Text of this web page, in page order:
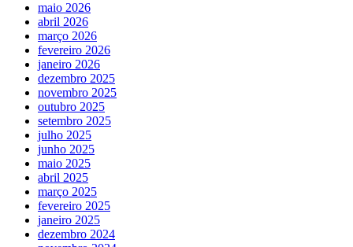
maio 2026
abril 2026
março 2026
fevereiro 2026
janeiro 2026
dezembro 2025
novembro 2025
outubro 2025
setembro 2025
julho 2025
junho 2025
maio 2025
abril 2025
março 2025
fevereiro 2025
janeiro 2025
dezembro 2024